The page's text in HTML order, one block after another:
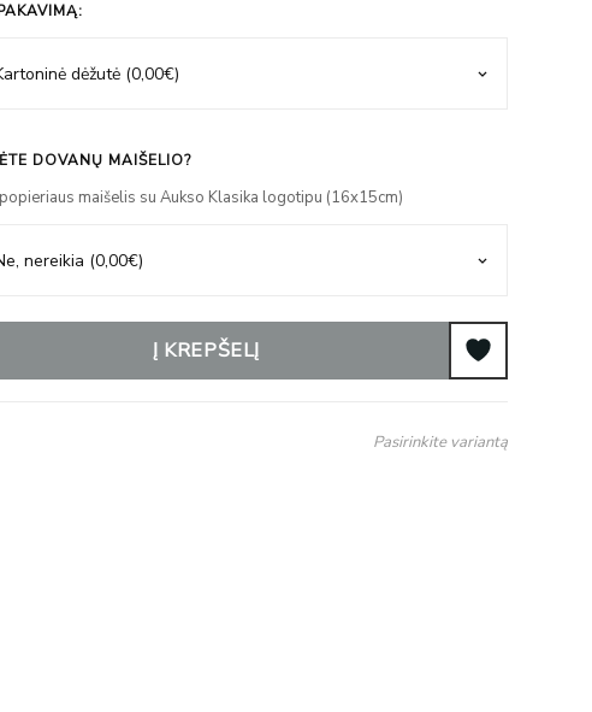
DOVANŲ MAIŠELIO?
maišelis su Aukso Klasika logotipu (16x15cm)
Į KREPŠELĮ
Pasirinkite variantą